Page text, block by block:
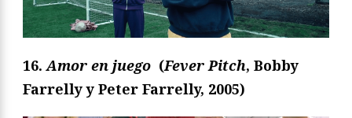
16.Amor en juego (Fever Pitch, Bobby
Farrelly y Peter Farrelly, 2005)